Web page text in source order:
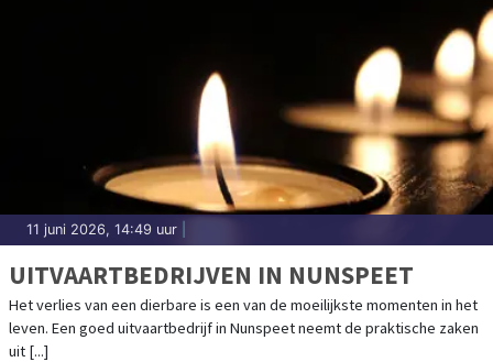
11 juni 2026, 14:49 uur
UITVAARTBEDRIJVEN IN NUNSPEET
Het verlies van een dierbare is een van de moeilijkste momenten in het
leven. Een goed uitvaartbedrijf in Nunspeet neemt de praktische zaken
uit [...]